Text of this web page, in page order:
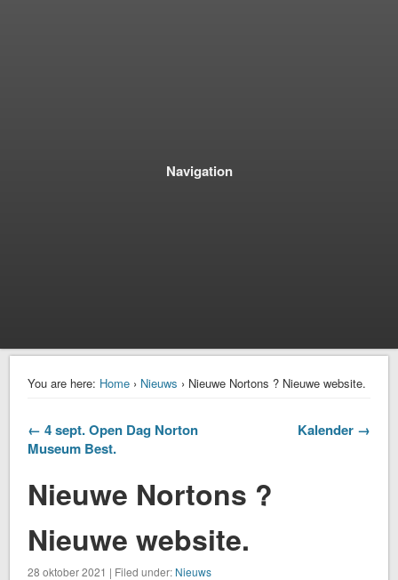
Navigation
You are here: Home › Nieuws › Nieuwe Nortons ? Nieuwe website.
← 4 sept. Open Dag Norton
Museum Best.
Kalender →
Nieuwe Nortons ?
Nieuwe website.
28 oktober 2021 | Filed under: Nieuws